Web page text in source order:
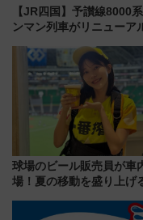
【JR四国】予讃線8000
ンマン列車がリニューア
今年12月
球場のビール販売員が車
場！夏の移動を盛り上げ
月7日限定 ソフトバン